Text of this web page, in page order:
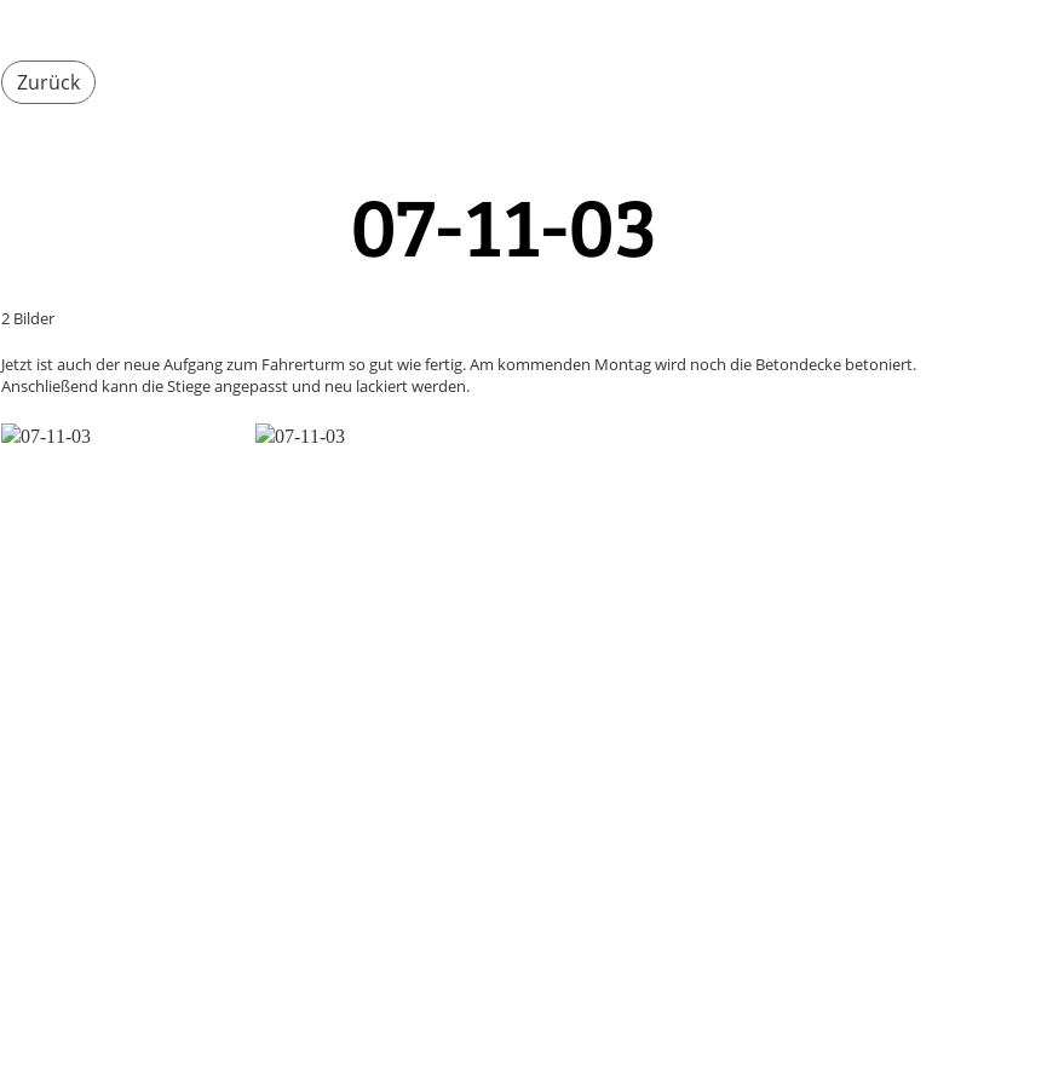
Zurück
07-11-03
2 Bilder
Jetzt ist auch der neue Aufgang zum Fahrerturm so gut wie fertig. Am kommenden Montag wird noch die Betondecke betoniert.
Anschließend kann die Stiege angepasst und neu lackiert werden.